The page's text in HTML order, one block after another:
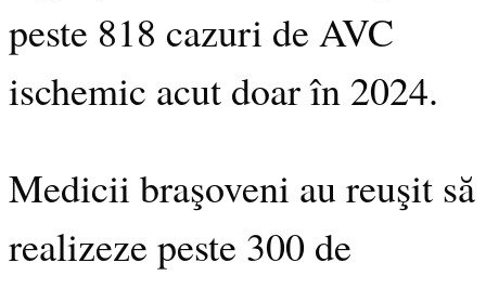
peste 818 cazuri de AVC
ischemic acut doar în 2024.
Medicii braşoveni au reuşit să
realizeze peste 300 de